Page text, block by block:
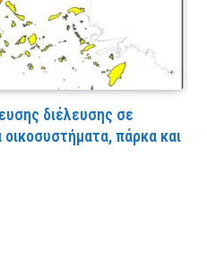
διέλευσης σε
οικοσυστήματα, πάρκα και